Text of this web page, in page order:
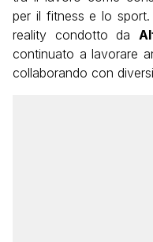
per il fitness e lo sport.
reality condotto da
continuato a lavorare
collaborando con